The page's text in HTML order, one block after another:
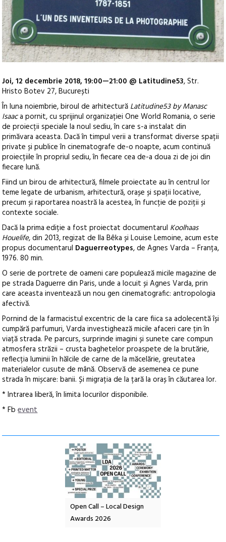
Joi, 12 decembrie 2018, 19:00—21:00 @ Latitudine53, Str.
Hristo Botev 27, București
În luna noiembrie, biroul de arhitectură Latitudine53 by Manasc
Isaaca pornit, cu sprijinul organizației One World Romania, o serie
de proiecții speciale la noul sediu, în care s-a instalat din
primăvara aceasta.Dacă în timpul verii a transformat diverse spații
private și publice în cinematografe de-o noapte, acum continuă
proiecțiile în propriul sediu, în fiecare cea de-a doua zi de joi din
fiecare lună.
Fiind un birou de arhitectură, filmele proiectate au în centrul lor
teme legate de urbanism, arhitectură, orașe și spații locative,
precum și raportarea noastră la acestea, în funcție de poziții și
contexte sociale.
Dacă la prima ediție a fost proiectat documentarul Koolhaas
Houelife, din 2013, regizat de Ila Bêka și Louise Lemoine, acum este
propus documentarul Daguerreotypes, de Agnes Varda – Franța,
1976. 80 min.
O serie de portrete de oameni care populează micile magazine de
pe strada Daguerre din Paris, unde a locuit și Agnes Varda, prin
care aceasta inventează un nou gen cinematografic: antropologia
afectivă.
Pornind de la farmacistul excentric de la care fiica sa adolecentă își
cumpără parfumuri, Varda investighează micile afaceri care țin în
viață strada. Pe parcurs, surprinde imagini și sunete care compun
atmosfera străzii – crusta baghetelor proaspete de la brutărie,
reflecția luminii în hălcile de carne de la măcelărie, greutatea
materialelor cusute de mână. Observă de asemenea ce pune
strada în mișcare: banii. Și migrația de la țară la oraș în căutarea lor.
* Intrarea liberă, în limita locurilor disponibile.
* Fbevent
Open Call – Local Design
Awards 2026